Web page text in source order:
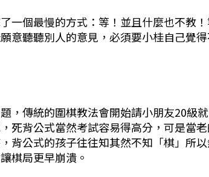
一個最慢的方式：等！並且什麼也不教
意聽聽別人的意見，必須要小桂自己覺
，傳統的圍棋教法會開始請小朋友20級
死背公式當然考試容易得高分，可是當
背公式的孩子往往知其然不知「棋」所
棋局更早崩潰。